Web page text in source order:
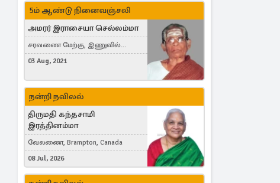
5ம் ஆண்டு நினைவஞ்சலி
அமரர் இராசையா செல்லம்மா
சரவணை மேற்கு, இணுவில்
கிழக்கு
03 Aug, 2021
நன்றி நவிலல்
திருமதி கந்தசாமி
இரத்தினம்மா
வேலணை, Brampton, Canada
08 Jul, 2026